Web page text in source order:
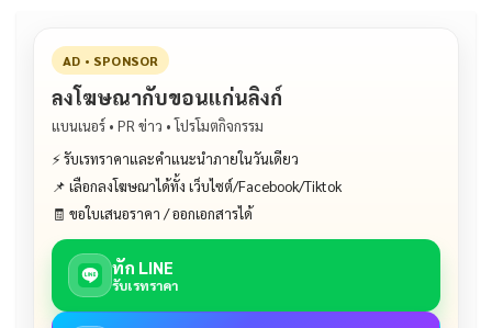
AD • SPONSOR
ลงโฆษณากับขอนแก่นลิงก์
แบนเนอร์ • PR ข่าว • โปรโมตกิจกรรม
⚡ รับเรทราคาและคำแนะนำภายในวันเดียว
📌 เลือกลงโฆษณาได้ทั้ง เว็บไซต์/Facebook/Tiktok
🧾 ขอใบเสนอราคา / ออกเอกสารได้
ทัก LINE
รับเรทราคา